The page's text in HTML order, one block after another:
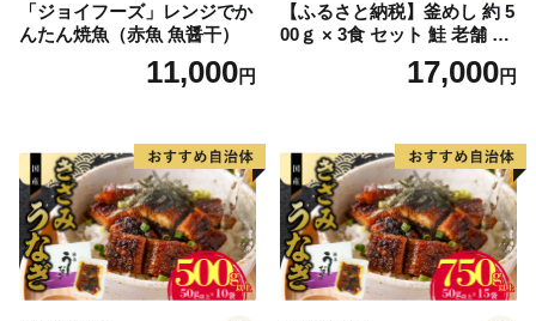
「ジョイフーズ」レンジでか
んたん焼魚（赤魚 魚醤干）
11,000円
【ふるさと納税】釜めし 約 5
00ｇ × 3食 セット 鮭 老舗 急
速冷凍 レンチン 時短 簡単調
理 食品 加工品 海鮮 手作り
り寄せグルメ 愛知県 小牧市
送料無料
17,000円